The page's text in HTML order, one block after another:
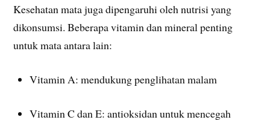
Kesehatan mata juga dipengaruhi oleh nutrisi yang
dikonsumsi. Beberapa vitamin dan mineral penting
untuk mata antara lain:
Vitamin A: mendukung penglihatan malam
Vitamin C dan E: antioksidan untuk mencegah